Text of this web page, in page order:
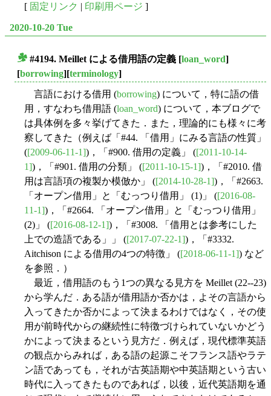
[ 固定リンク | 印刷用ページ ]
2020-10-20 Tue
#4194. Meillet による借用語の定義 [loan_word]
[borrowing][terminology]
言語における借用 (borrowing) について，特に語の借
用，すなわち借用語 (loan_word) について，本ブログで
は具体例を多々挙げてきた．また，理論的にも様々に考
察してきた（例えば「#44. 「借用」にみる言語の性質」
([2009-06-11-1])，「#900. 借用の定義」 ([2011-10-14-
1])，「#901. 借用の分類」 ([2011-10-15-1])，「#2010. 借
用は言語項の複製か模倣か」 ([2014-10-28-1])，「#2663.
「オープン借用」と「むっつり借用」 (1)」 ([2016-08-
11-1])，「#2664. 「オープン借用」と「むっつり借用」
(2)」 ([2016-08-12-1])，「#3008. 「借用とは参考にした
上での造語である」」 ([2017-07-22-1])，「#3332.
Aitchison による借用の4つの特徴」 ([2018-06-11-1]) など
を参照．）
最近，借用語のもう1つの異なる見方を Meillet (22--23)
から学んだ．ある語が借用語か否かは，よその言語から
入ってきたか否かによって決まるわけではなく，その使
用が前時代からの継続性に特徴づけられていないかどう
かによって決まるという見方だ．例えば，現代標準英語
の観点からみれば，ある語の起源こそフランス語やラテ
ン語であっても，それが古英語期や中英語期という古い
時代に入ってきたものであれば，以後，近代英語期を通